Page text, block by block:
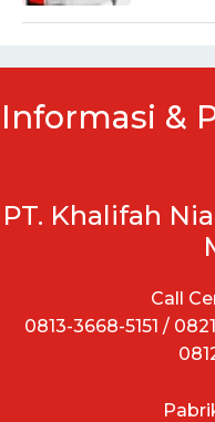
Informasi &
PT. Khalifah
Call
0813-3668-5151 /